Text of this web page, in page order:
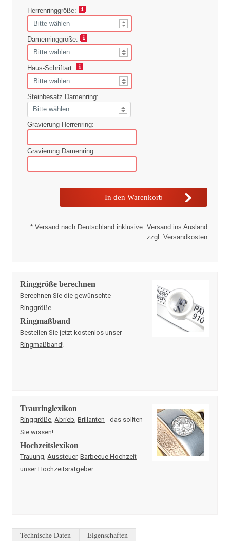
Herrenringgröße:
Damenringgröße:
Haus-Schriftart:
Steinbesatz Damenring:
Gravierung Herrenring:
Gravierung Damenring:
* Versand nach Deutschland inklusive. Versand ins Ausland
zzgl. Versandkosten
Ringgröße berechnen
Berechnen Sie die gewünschte
Ringgröße
Ringmaßband
Bestellen Sie jetzt kostenlos unser
Ringmaßband!
Trauringlexikon
Ringgröße Abrieb ,Brillanten - das sollten
Sie wissen!
Hochzeitslexikon
Trauung Aussteuer,Barbecue Hochzeit -
unser Hochzeitsratgeber.
Technische Daten Eigenschaften